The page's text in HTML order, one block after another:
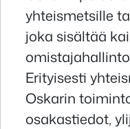
yhteismetsille
joka sisältää
Erityisesti
Oskarin
osakastiedot,